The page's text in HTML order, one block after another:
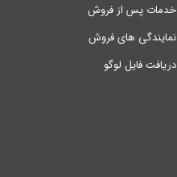
خدمات پس از فروش
نمایندگی های فروش
دریافت فایل لوگو